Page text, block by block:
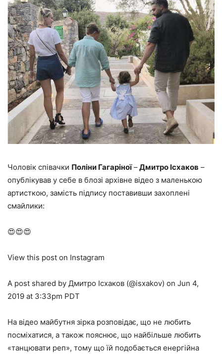
Чоловік співачки Поліни Гагаріної–Дмитро Ісхаков –
опублікував у себе в блозі архівне відео з маленькою
артисткою, замість підпису поставивши захоплені
смайлики:
😍😍😍
View this post on Instagram
A post shared by Дмитро Ісхаков (@isxakov) on Jun 4,
2019 at 3:33pm PDT
На відео майбутня зірка розповідає, що не любить
посміхатися, а також пояснює, що найбільше любить
«танцювати реп», тому що їй подобається енергійна